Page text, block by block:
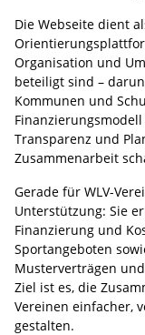
Die Webseite dient
Organisation und
beteiligt sind –
Kommunen und
Transparenz und
Zusammenarbeit
Gerade für WLV-
Unterstützung: Sie
Finanzierung und
Sportangeboten
Musterverträgen
Ziel ist es, die
Vereinen einfacher,
gestalten.